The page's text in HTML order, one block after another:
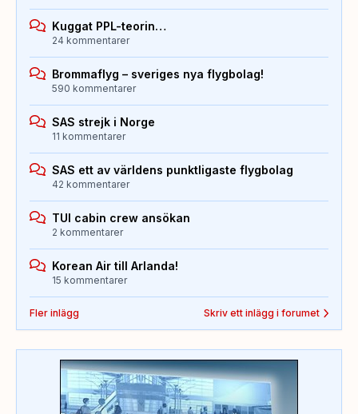
Kuggat PPL-teorin…
24 kommentarer
Brommaflyg – sveriges nya flygbolag!
590 kommentarer
SAS strejk i Norge
11 kommentarer
SAS ett av världens punktligaste flygbolag
42 kommentarer
TUI cabin crew ansökan
2 kommentarer
Korean Air till Arlanda!
15 kommentarer
Fler inlägg Skriv ett inlägg i forumet